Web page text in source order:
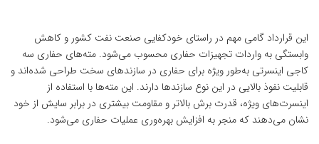
این قرارداد گامی مهم در راستای خودکفایی صنعت نفت کشور و کاهش
وابستگی به واردات تجهیزات حفاری محسوب می‌شود. مته‌های حفاری سه
کاجی اینسرتی به‌طور ویژه برای حفاری در سازندهای سخت طراحی شده‌اند و
قابلیت نفوذ بالایی در این نوع سازندها دارند. این مته‌ها با استفاده از
اینسرت‌های ویژه، قدرت برش بالاتر و مقاومت بیشتری در برابر سایش از خود
نشان می‌دهند که منجر به افزایش بهره‌وری عملیات حفاری می‌شود.